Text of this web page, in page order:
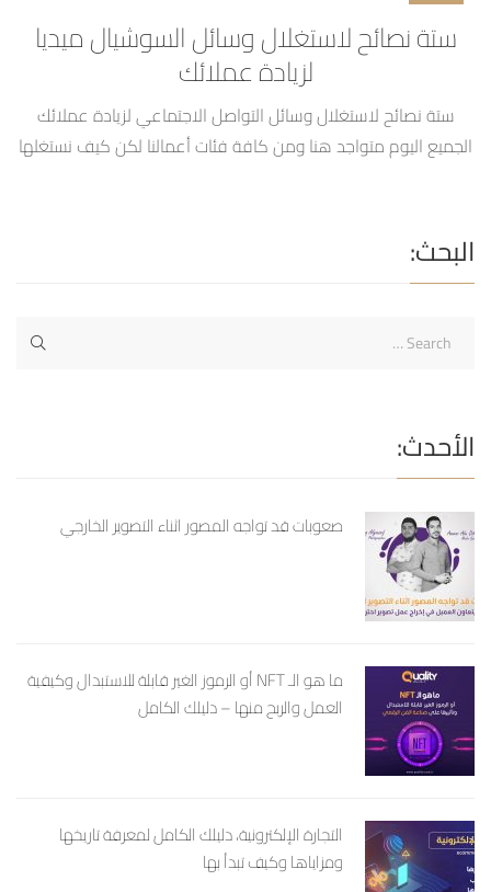
ستة نصائح لاستغلال وسائل السوشيال ميديا
لزيادة عملائك
ستة نصائح لاستغلال وسائل التواصل الاجتماعي لزيادة عملائك
الجميع اليوم متواجد هنا ومن كافة فئات أعمالنا لكن كيف نستغلها
رؤية اعلانك قد يتذكر الأشخاص العرض الذي قدمته ليومين او ثلاثة
البحث:
الأحدث:
صعوبات قد تواجه المصور اثناء التصوير الخارجي
ما هو الـ NFT أو الرموز الغير قابلة للاستبدال وكيفية
العمل والربح منها – دليلك الكامل
التجارة الإلكترونية، دليلك الكامل لمعرفة تاريخها
ومزاياها وكيف تبدأ بها